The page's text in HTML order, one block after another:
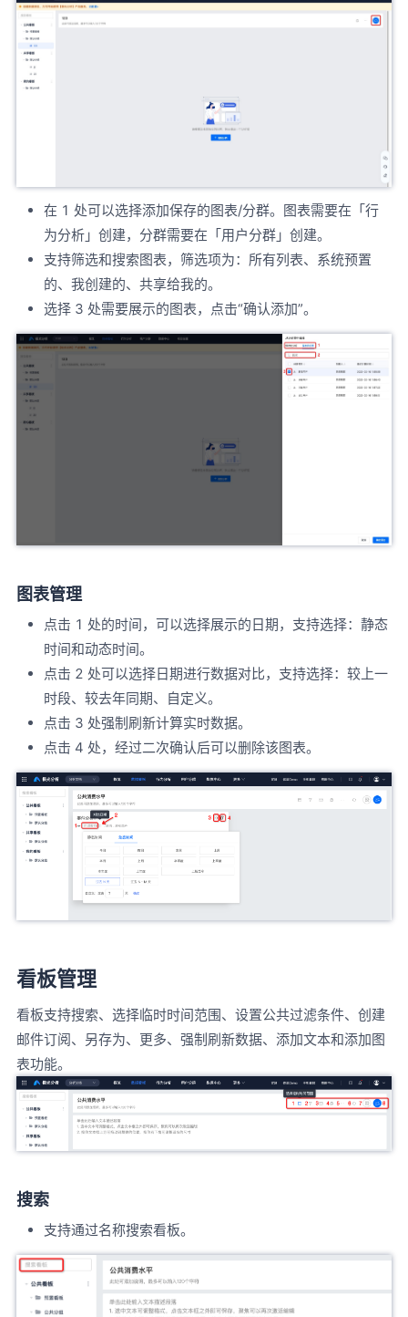
在 1 处可以选择添加保存的图表/分群。图表需要在「行
为分析」创建，分群需要在「用户分群」创建。
支持筛选和搜索图表，筛选项为：所有列表、系统预置
的、我创建的、共享给我的。
选择 3 处需要展示的图表，点击“确认添加”。
图表管理
点击 1 处的时间，可以选择展示的日期，支持选择：静态
时间和动态时间。
点击 2 处可以选择日期进行数据对比，支持选择：较上一
时段、较去年同期、自定义。
点击 3 处强制刷新计算实时数据。
点击 4 处，经过二次确认后可以删除该图表。
看板管理
看板支持搜索、选择临时时间范围、设置公共过滤条件、创建
邮件订阅、另存为、更多、强制刷新数据、添加文本和添加图
表功能。
搜索
支持通过名称搜索看板。